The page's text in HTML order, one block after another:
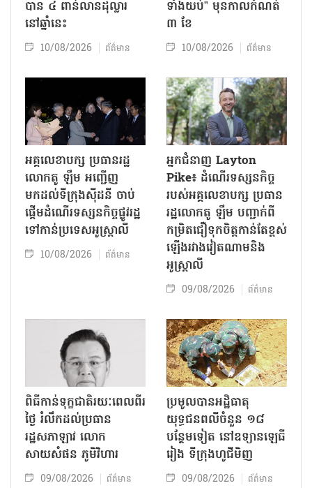
បាន ៤ ពាន់លានដុល្លារ
នៅឆ្នាំនេះ
10/08/2026 ព័ត៌មាន
ទាំងយប់” មុនកាលកំណត់
៣ ខែ
10/08/2026 ព័ត៌មាន
អគ្គលេខាបក្ស ប្រធានរដ្ឋ
លោកតូ ឡឹម អញ្ជើញ
មកដល់ទីក្រុងស៊ីដនី ចាប់
ផ្តើមដំណើរទស្សនកិច្ចផ្លូវរដ្ឋ
ទៅកាន់ប្រទេសអូស្ត្រាលី
10/08/2026 ព័ត៌មាន
អ្នកជំនាញ Layton
Pike៖ ដំណើរទស្សនកិច្ច
របស់អគ្គលេខាបក្ស ប្រធាន
រដ្ឋលោកតូ ឡឹម បញ្ជាក់ពី
កម្រិតជឿទុកចិត្តកាន់តែខ្ពស់
ឡើងរវាងវៀតណាមនិង
អូស្ត្រាលី
09/08/2026 ព័ត៌មាន
ពិធីកាន់ទុក្ខជាតិរយៈពេលពីរ
ថ្ងៃ រំលឹកដល់ប្រធាន
រដ្ឋសភាឡាវ លោក
សាយសំផន ភូមិវិហារ
09/08/2026 ព័ត៌មាន
ប្រមូលបានអដ្ឋិធាតុ
យុទ្ធជនពលីចំនួន ១៨
បន្ថែមទៀត នៅឧទ្យានឡេធី
រៀង ទីក្រុងហូជីមិញ
09/08/2026 ព័ត៌មាន